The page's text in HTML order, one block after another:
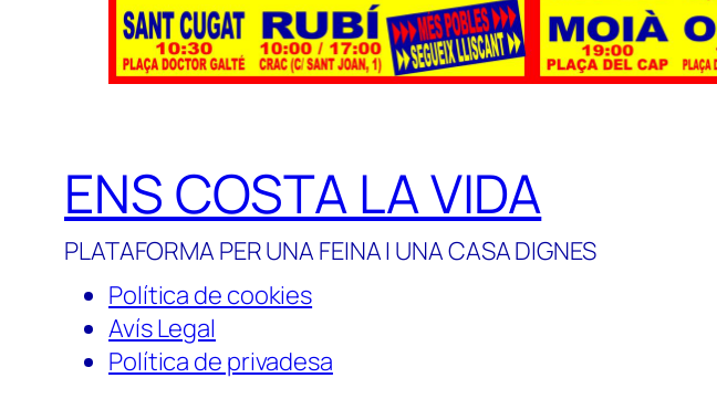
ENS COSTA LA VIDA
PLATAFORMA PER UNA FEINA I UNA CASA DIGNES
Política de cookies
Avís Legal
Política de privadesa